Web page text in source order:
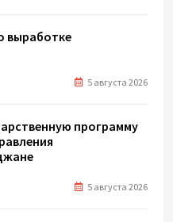
выработке
5 августа 2026
программу
5 августа 2026